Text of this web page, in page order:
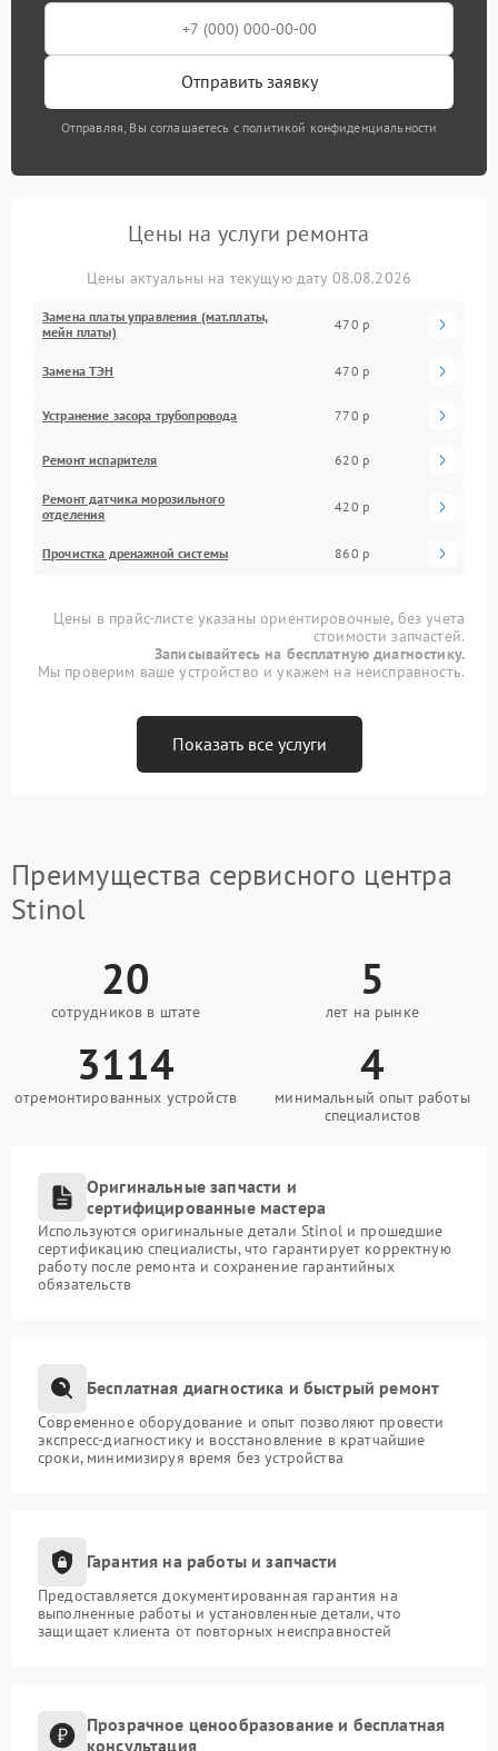
Отправить заявку
Отправляя, Вы соглашаетесь с политикой конфиденциальности
Цены на услуги ремонта
Цены актуальны на текущую дату 08.08.2026
Замена платы управления (мат.платы,
мейн платы)
470 р
Замена ТЭН 470 р
Устранение засора трубопровода 770 р
Ремонт испарителя 620 р
Ремонт датчика морозильного
отделения
420 р
Прочистка дренажной системы 860 р
Цены в прайс-листе указаны ориентировочные, без учета
стоимости запчастей.
Записывайтесь на бесплатную диагностику.
Мы проверим ваше устройство и укажем на неисправность.
Показать все услуги
Преимущества сервисного центра
Stinol
20
сотрудников в штате
5
лет на рынке
3114
отремонтированных устройств
4
минимальный опыт работы
специалистов
Оригинальные запчасти и
сертифицированные мастера
Используются оригинальные детали Stinol и прошедшие
сертификацию специалисты, что гарантирует корректную
работу после ремонта и сохранение гарантийных
обязательств
Бесплатная диагностика и быстрый ремонт
Современное оборудование и опыт позволяют провести
экспресс-диагностику и восстановление в кратчайшие
сроки, минимизируя время без устройства
Гарантия на работы и запчасти
Предоставляется документированная гарантия на
выполненные работы и установленные детали, что
защищает клиента от повторных неисправностей
Прозрачное ценообразование и бесплатная
консультация